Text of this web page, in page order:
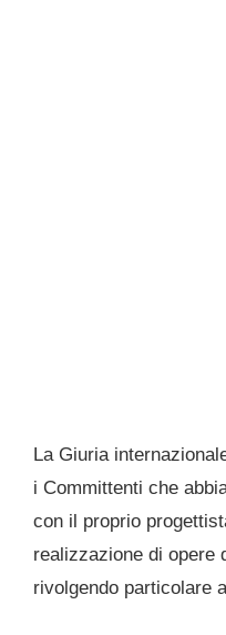
La Giuria
i Committenti che
con il proprio
realizzazione di opere
rivolgendo particolare